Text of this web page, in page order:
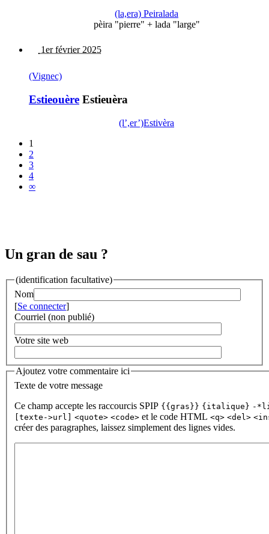
(la,era) Peiralada
pèira "pierre" + lada "large"
1er février 2025
(Vignec)
Estieouère Estieuèra
(l’,er’)Estivèra
1
2
3
4
∞
Un gran de sau ?
(identification facultative)
Nom
[Se connecter]
Courriel (non publié)
Votre site web
Ajoutez votre commentaire ici
Texte de votre message
Ce champ accepte les raccourcis SPIP {{gras}} {italique} -
[texte->url] <quote> <code> et le code HTML <q> <del>
créer des paragraphes, laissez simplement des lignes vides.